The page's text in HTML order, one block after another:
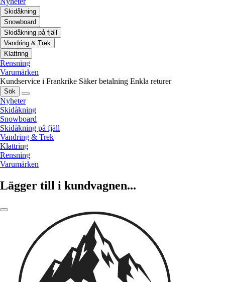
Skidåkning
Snowboard
Skidåkning på fjäll
Vandring & Trek
Klattring
Rensning
Varumärken
Kundservice i Frankrike Säker betalning Enkla returer
Sök
Nyheter
Skidåkning
Snowboard
Skidåkning på fjäll
Vandring & Trek
Klattring
Rensning
Varumärken
Lägger till i kundvagnen...